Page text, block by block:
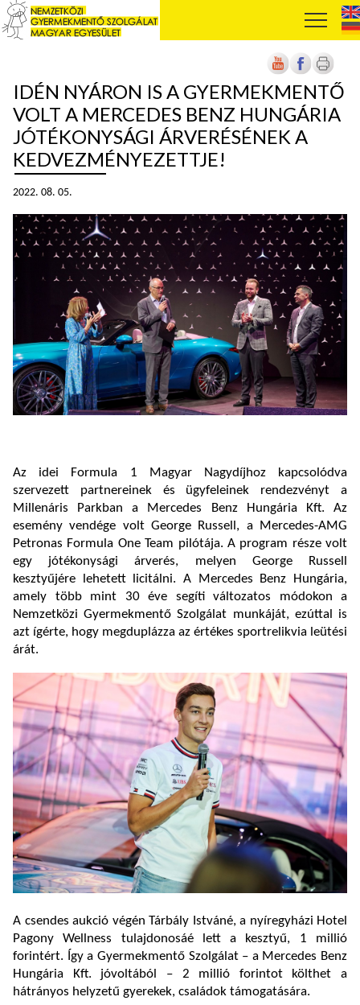
IDÉN NYÁRON IS A GYERMEKMENTŐ
VOLT A MERCEDES BENZ HUNGÁRIA
JÓTÉKONYSÁGI ÁRVERÉSÉNEK A
KEDVEZMÉNYEZETTJE!
2022. 08. 05.
Az idei Formula 1 Magyar Nagydíjhoz kapcsolódva
szervezett partnereinek és ügyfeleinek rendezvényt a
Millenáris Parkban a Mercedes Benz Hungária Kft. Az
esemény vendége volt George Russell, a Mercedes-AMG
Petronas Formula One Team pilótája. A program része volt
egy jótékonysági árverés, melyen George Russell
kesztyűjére lehetett licitálni. A Mercedes Benz Hungária,
amely több mint 30 éve segíti változatos módokon a
Nemzetközi Gyermekmentő Szolgálat munkáját, ezúttal is
azt ígérte, hogy megduplázza az értékes sportrelikvia leütési
árát.
A csendes aukció végén Tárbály Istváné, a nyíregyházi Hotel
Pagony Wellness tulajdonosáé lett a kesztyű, 1 millió
forintért. Így a Gyermekmentő Szolgálat – a Mercedes Benz
Hungária Kft. jóvoltából – 2 millió forintot költhet a
hátrányos helyzetű gyerekek, családok támogatására.